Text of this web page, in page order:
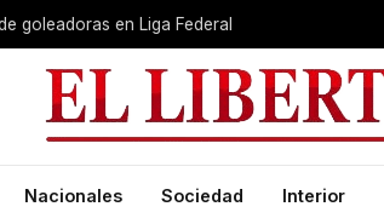
goleadoras en Liga Federal
Nacionales Sociedad Interior